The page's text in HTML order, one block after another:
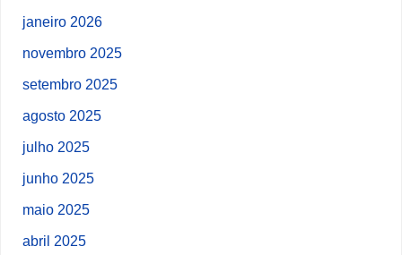
janeiro 2026
novembro 2025
setembro 2025
agosto 2025
julho 2025
junho 2025
maio 2025
abril 2025